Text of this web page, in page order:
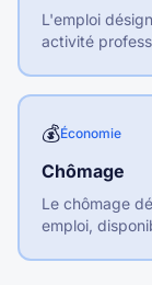
L'emploi
activité
💰Économie
Chômage
Le chômage
emploi,